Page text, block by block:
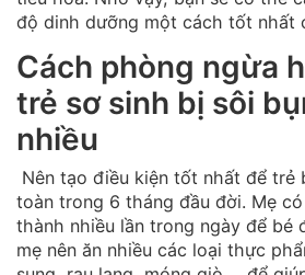
độ dinh dưỡng một cách tốt nhất
Cách phòng ngừa
trẻ sơ sinh bị sôi
nhiều
Nên tạo điều kiện tốt nhất để trẻ
toàn trong 6 tháng đầu đời. Mẹ
thành nhiều lần trong ngày để bé
mẹ nên ăn nhiều các loại thực